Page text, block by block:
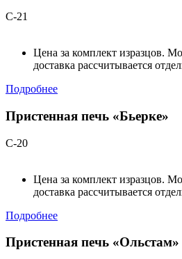
С-21
Цена за комплект изразцов.
доставка рассчитывается
Подробнее
Пристенная печь «Бьерке»
С-20
Цена за комплект изразцов.
доставка рассчитывается
Подробнее
Пристенная печь «Ольстам»